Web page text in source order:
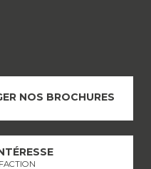
NOS BROCHURES